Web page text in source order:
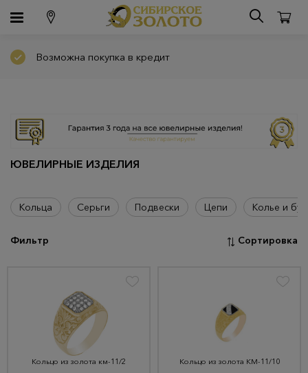
Возможна покупка в кредит
ЮВЕЛИРНЫЕ ИЗДЕЛИЯ
Кольца Серьги Подвески Цепи Колье и
Фильтр Сортировка
Кольцо из золота км-11/2 Кольцо из золота КМ-11/10